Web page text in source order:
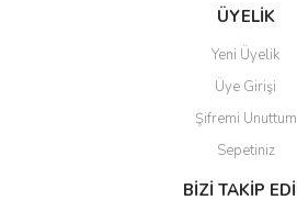
ÜYELİK
Yeni Üyelik
Üye Girişi
Şifremi Unuttum
Sepetiniz
BİZİ TAKİP